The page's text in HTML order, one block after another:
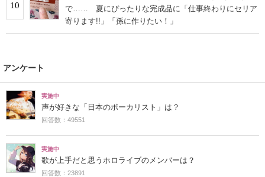
10
で…… 夏にぴったりな完成品に「仕事終わりにセリア
寄ります!!」「孫に作りたい！」
アンケート
実施中
声が好きな「日本のボーカリスト」は？
回答数：49551
実施中
歌が上手だと思うホロライブのメンバーは？
回答数：23891